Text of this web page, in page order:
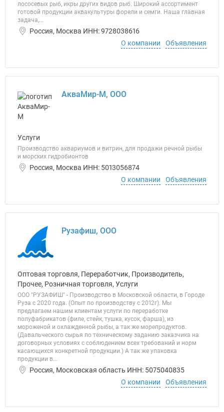
лососевых рыб, икры других видов рыб. Широкий ассортимент
готовой продукции аквакультуры форели и семги. Наша главная
задача,...
Россия, Москва ИНН: 9728038616
О компании
Объявления
АкваМир-М, ООО
Услуги
Производство аквариумов и витрин, для продажи речной рыбы
и морских гидробионтов
Россия, Москва ИНН: 5013056874
О компании
Объявления
Рузафиш, ООО
Оптовая торговля, Переработчик, Производитель,
Прочее, Розничная торговля, Услуги
ООО "РУЗАФИШ" - Производство в Московской области, в Городе
Руза с 2020 года. (Опыт по производству с 2012г). Мы
предлагаем нашим клиентам услуги по переработке
полуфабрикатов (филе, стейк, тушка, кусок, фарша), из
мороженой и охлажденной рыбы, а так же морепродуктов.
(Давальческого сырья по техническому заданию заказчика на
договорных условиях с соблюдением всех требований и норм
касающихся конкретной продукции.) А так же упаковка
продукции в...
Россия, Московская область ИНН: 5075040835
О компании
Объявления